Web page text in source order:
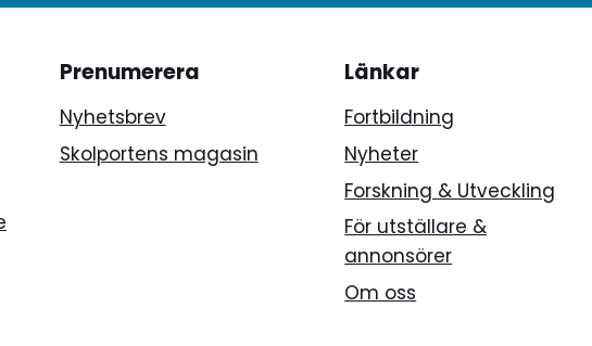
Prenumerera
Nyhetsbrev
Skolportens magasin
Länkar
Fortbildning
Nyheter
Forskning & Utveckling
För utställare &
annonsörer
Om oss